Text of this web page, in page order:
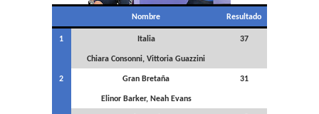
Nombre Resultado
1 Italia
Chiara Consonni, Vittoria Guazzini
37
2 Gran Bretaña
Elinor Barker, Neah Evans
31